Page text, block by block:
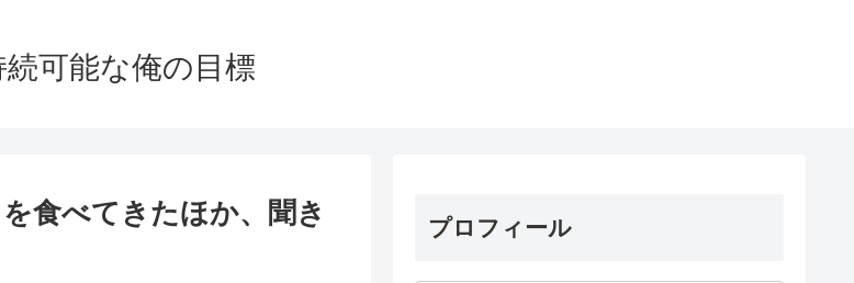
続可能な俺の目標
食べてきたほか、聞き
プロフィール